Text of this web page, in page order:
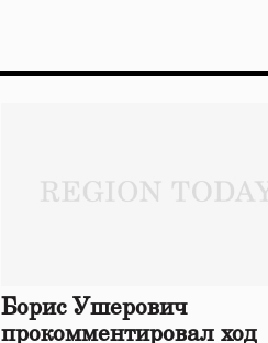
Борис Ушерович
прокомментировал ход